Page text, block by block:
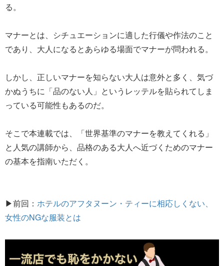
る。
マナーとは、シチュエーションに適した行儀や作法のこと
であり、大人になるとあらゆる場面でマナーが問われる。
しかし、正しいマナーを知らない大人は意外と多く、気づ
かぬうちに「品のない人」というレッテルを貼られてしま
っている可能性もあるのだ。
そこで本連載では、「世界基準のマナーを教えてくれる」
と人気の講師から、品格のある大人へ近づくためのマナー
の基本を指南いただく。
▶前回： ホテルのアフタヌーン・ティーに相応しくない、
女性のNGな服装とは